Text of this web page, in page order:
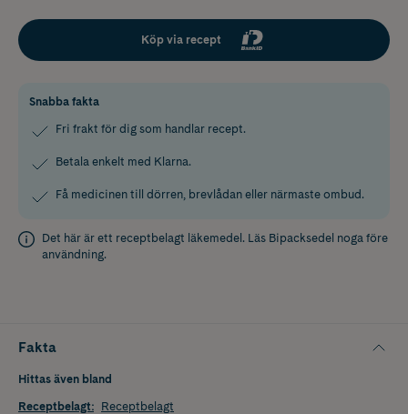
Köp via recept
Snabba fakta
Fri frakt för dig som handlar recept.
Betala enkelt med Klarna.
Få medicinen till dörren, brevlådan eller närmaste ombud.
Det här är ett receptbelagt läkemedel. Läs Bipacksedel noga före
användning.
Fakta
Hittas även bland
Receptbelagt: Receptbelagt